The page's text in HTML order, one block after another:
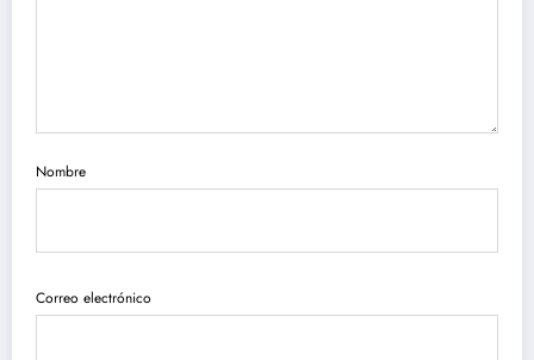
Nombre
Correo electrónico